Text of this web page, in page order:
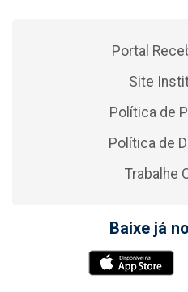
Portal
Site
Política de
Política de
Trabalhe
Baixe já